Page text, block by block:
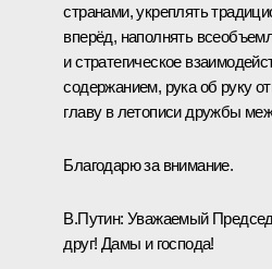
странами, укреплять
вперёд, наполнять
и стратегическое
содержанием, рука об руку
главу в летописи дружбы
Благодарю за внимание.
В.Путин: Уважаемый
друг! Дамы и господа!